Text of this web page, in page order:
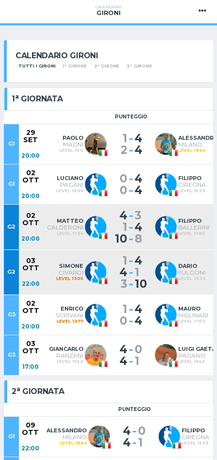
CALENDARIO
GIRONI
CALENDARIO GIRONI
TUTTI I GIRONI 1° GIRONE 2° GIRONE 3° GIRONE
1a GIORNATA
PUNTEGGIO
G1
29
SET
20:00
PAOLO
MAGNI
LEVEL 1511
1 -4
2-4 MILANO
LEVEL 1864
G1
02
OTT
20:00
LUCIANO
PAGANI
LEVEL 1604
0-4
0-4
FILIPPO
CIREGNA
LEVEL 1539
G2
02
OTT
20:00
MATTEO
CALDERONI
LEVEL 1724
4-3
1 -4
10-8
FILIPPO
BALLERINI
LEVEL 1585
G2
03
OTT
22:00
SIMONE
CIVARDI
LEVEL 1305
1 -4
4-1
3-10
DARIO
FULGONI
LEVEL 1633
G3
02
OTT
20:00
ENRICO
SCRIVANI
LEVEL 1277
1 -4
0-4
MAURO
MOLINARI
LEVEL 1703
G3
03
OTT
17:00
GIANCARLO
RANZANI
LEVEL 1552
4-0
4-1
LUIGI
PAGANO
LEVEL 1542
2a GIORNATA
PUNTEGGIO
G1
09
OTT
22:00
ALESSANDRO
MILANO
LEVEL 1864
4-0
4-1
FILIPPO
CIREGNA
LEVEL 1539